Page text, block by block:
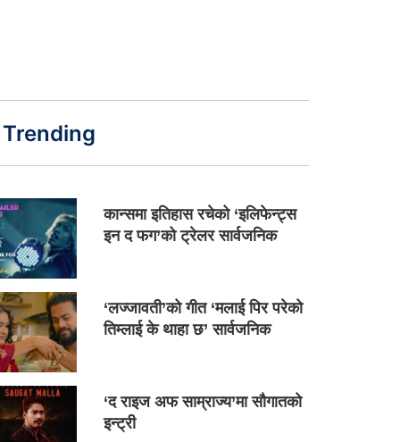
Trending
कान्समा इतिहास रचेको ‘इलिफेन्ट्स
इन द फग’को ट्रेलर सार्वजनिक
‘लज्जावती’को गीत ‘मलाई पिर परेको
तिम्लाई के थाहा छ’ सार्वजनिक
‘द राइज अफ साम्राज्य’मा सौगातको
इन्ट्री